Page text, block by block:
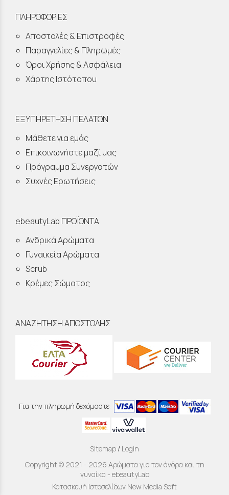
ΠΛΗΡΟΦΟΡΙΕΣ
Αποστολές & Επιστροφές
Παραγγελίες & Πληρωμές
Όροι Χρήσης & Ασφάλεια
Χάρτης Ιστότοπου
ΕΞΥΠΗΡΕΤΗΣΗ ΠΕΛΑΤΩΝ
Μάθετε για εμάς
Επικοινωνήστε μαζί μας
Πρόγραμμα Συνεργατών
Συχνές Ερωτήσεις
ebeautyLab ΠΡΟΪΟΝΤΑ
Ανδρικά Αρώματα
Γυναικεία Αρώματα
Scrub
Κρέμες Σώματος
ΑΝΑΖΗΤΗΣΗ ΑΠΟΣΤΟΛΗΣ
Για την πληρωμή δεχόμαστε:
Sitemap / Login
Copyright © 2021 - 2026 Αρώματα για τον άνδρα και τη
γυναίκα - ebeautyLab
Κατασκευή Ιστοσελίδων New Media Soft